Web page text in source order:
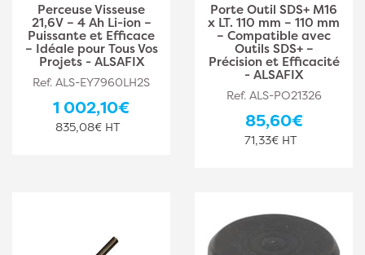
Perceuse Visseuse
21,6V – 4 Ah Li-ion –
Puissante et Efficace
– Idéale pour Tous Vos
Projets - ALSAFIX
Ref. ALS-EY7960LH2S
1 002,10€
835,08€ HT
Porte Outil SDS+ M16
x LT. 110 mm – 110 mm
– Compatible avec
Outils SDS+ –
Précision et Efficacité
- ALSAFIX
Ref. ALS-PO21326
85,60€
71,33€ HT